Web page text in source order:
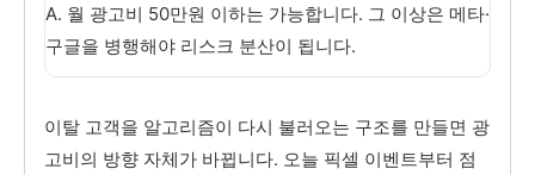
A. 월 광고비 50만원 이하는 가능합니다. 그 이상은 메타·
구글을 병행해야 리스크 분산이 됩니다.
이탈 고객을 알고리즘이 다시 불러오는 구조를 만들면 광
고비의 방향 자체가 바뀝니다. 오늘 픽셀 이벤트부터 점